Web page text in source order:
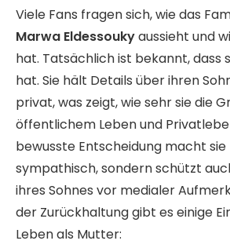
Viele Fans fragen sich, wie das
Marwa Eldessoukyaussieht und
hat. Tatsächlich ist bekannt, dass
hat. Sie hält Details über ihren
privat, was zeigt, wie sehr sie die
öffentlichem Leben und
bewusste Entscheidung macht
sympathisch, sondern schützt
ihres Sohnes vor medialer
der Zurückhaltung gibt es einige
Leben als Mutter: